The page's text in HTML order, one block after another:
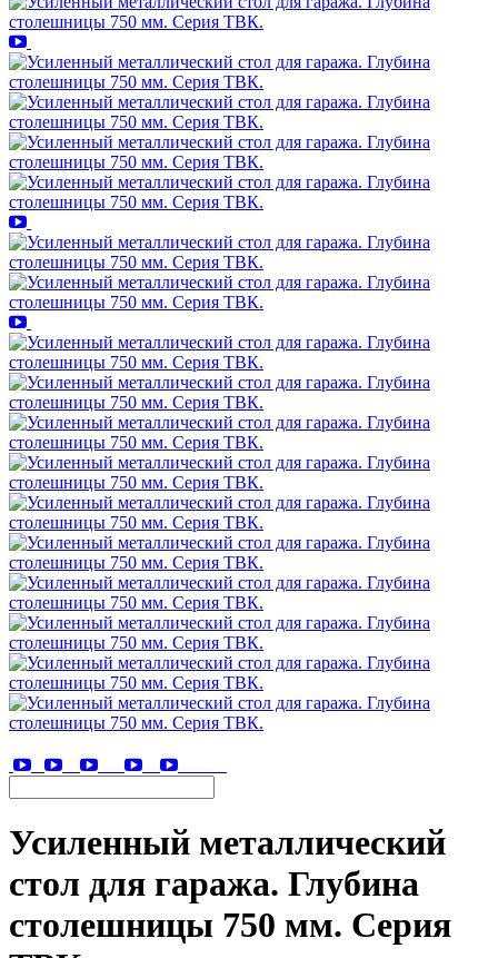
Усиленный металлический
стол для гаража. Глубина
столешницы 750 мм. Серия